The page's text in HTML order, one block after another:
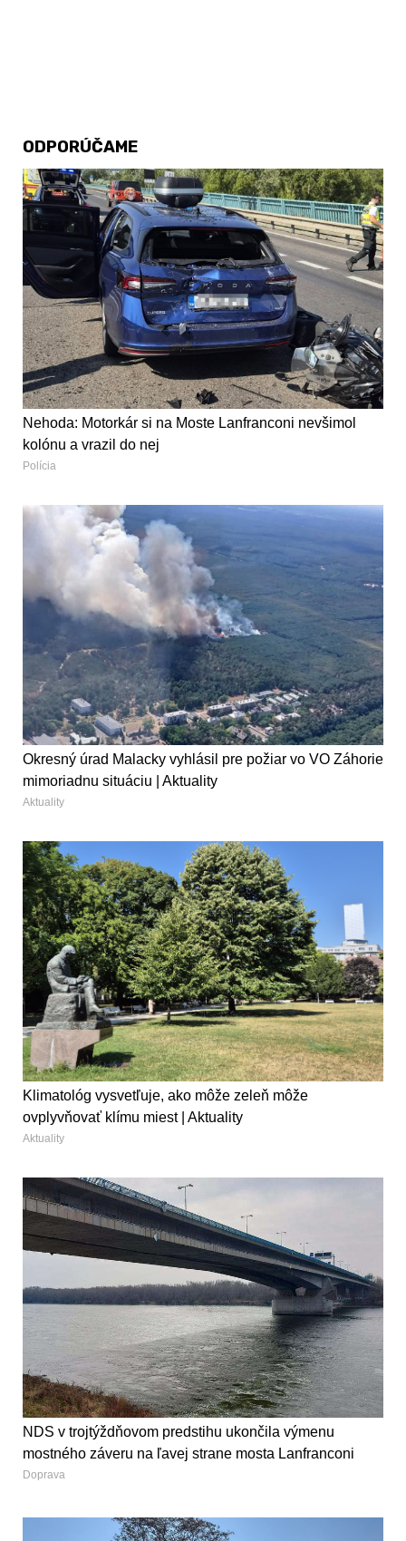
ODPORÚČAME
Nehoda: Motorkár si na Moste Lanfranconi nevšimol
kolónu a vrazil do nej
Polícia
Okresný úrad Malacky vyhlásil pre požiar vo VO Záhorie
mimoriadnu situáciu | Aktuality
Aktuality
Klimatológ vysvetľuje, ako môže zeleň môže
ovplyvňovať klímu miest | Aktuality
Aktuality
NDS v trojtýždňovom predstihu ukončila výmenu
mostného záveru na ľavej strane mosta Lanfranconi
Doprava